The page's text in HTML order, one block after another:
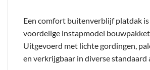
Een comfort buitenverblijf platdak
voordelige instapmodel
Uitgevoerd met lichte gordingen,
en verkrijgbaar in diverse standaard